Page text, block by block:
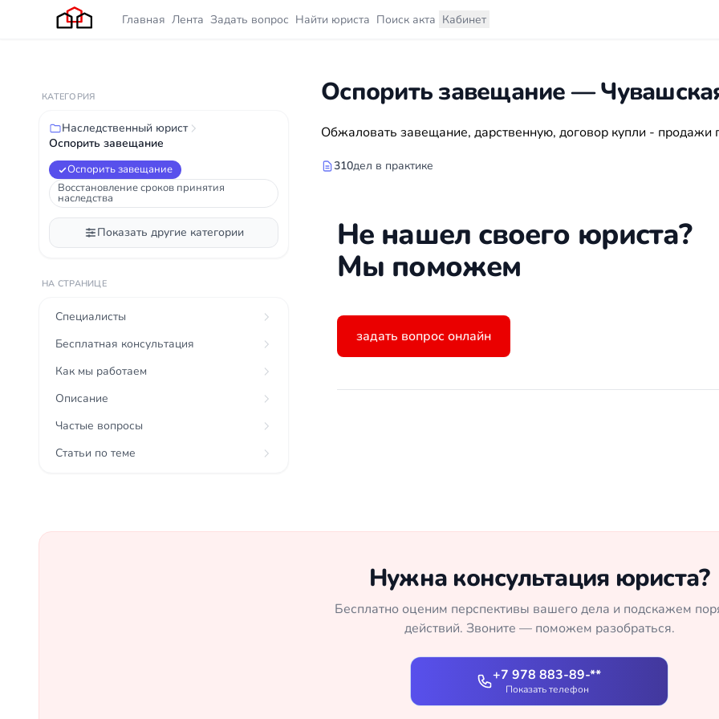
Главная Лента Задать вопрос Найти юриста Поиск акта Кабинет
КАТЕГОРИЯ
Наследственный юрист
Оспорить завещание
Оспорить завещание
Восстановление сроков принятия
наследства
Показать другие категории
НА СТРАНИЦЕ
Специалисты
Бесплатная консультация
Как мы работаем
Описание
Частые вопросы
Статьи по теме
Оспорить завещание —
Обжаловать завещание, дарственную, договор купли - продажи
310дел в практике
Не нашел своего юриста?
Мы поможем
задать вопрос онлайн
Нужна консультация юриста?
Бесплатно оценим перспективы вашего дела и подскажем
действий. Звоните — поможем разобраться.
+7 978 883-89-**
Показать телефон